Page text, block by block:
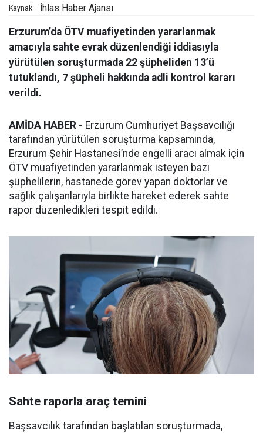
Kaynak: İhlas Haber Ajansı
Erzurum’da ÖTV muafiyetinden yararlanmak
amacıyla sahte evrak düzenlendiği iddiasıyla
yürütülen soruşturmada 22 şüpheliden 13’ü
tutuklandı, 7 şüpheli hakkında adli kontrol kararı
verildi.
AMİDA HABER - Erzurum Cumhuriyet Başsavcılığı
tarafından yürütülen soruşturma kapsamında,
Erzurum Şehir Hastanesi’nde engelli aracı almak için
ÖTV muafiyetinden yararlanmak isteyen bazı
şüphelilerin, hastanede görev yapan doktorlar ve
sağlık çalışanlarıyla birlikte hareket ederek sahte
rapor düzenledikleri tespit edildi.
Sahte raporla araç temini
Başsavcılık tarafından başlatılan soruşturmada,